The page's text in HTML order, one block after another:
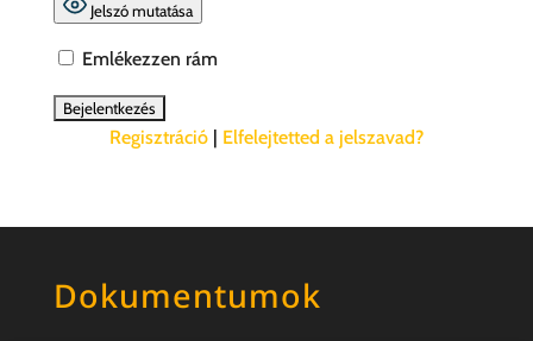
Jelszó mutatása
Emlékezzen rám
Regisztráció| Elfelejtetted a jelszavad?
Dokumentumok